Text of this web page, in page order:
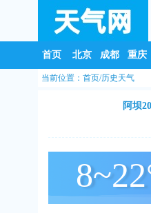
首页 北京 成都 重庆
当前位置： 首页/历史天气
阿坝